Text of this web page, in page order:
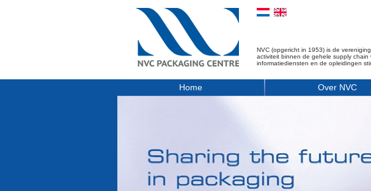
NVC (opgericht in 1953) is de
activiteit binnen de gehele supply chain
informatiediensten en de opleidingen
Home Over NVC